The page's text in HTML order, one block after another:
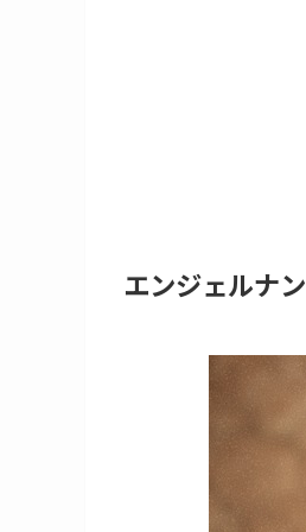
エンジェルナ